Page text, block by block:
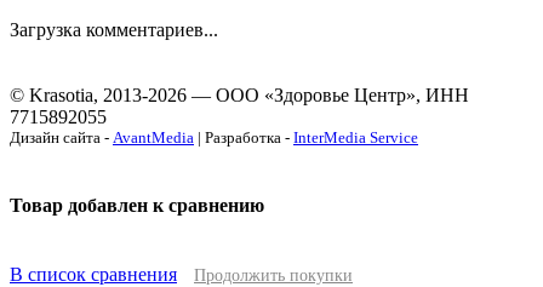
Загрузка комментариев...
© Krasotia, 2013-2026 — ООО «Здоровье Центр», ИНН
7715892055
Дизайн сайта - AvantMedia | Разработка - InterMedia Service
Товар добавлен к сравнению
В список сравнения Продолжить покупки